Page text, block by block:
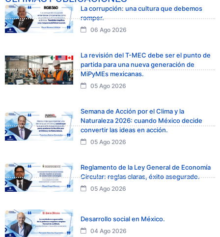
La corrupción: una cultura que debemos
romper.
06 Ago 2026
La revisión del T-MEC debe ser el punto de
partida para una nueva generación de
MiPyMEs mexicanas.
05 Ago 2026
Semana de Acción por el Clima y la
Naturaleza 2026: cuando México decide
convertir las ideas en acción.
05 Ago 2026
Reglamento de la Ley General de Economía
Circular: reglas claras, éxito asegurado.
05 Ago 2026
Desarrollo social en México.
04 Ago 2026